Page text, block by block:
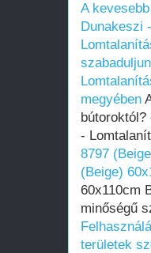
A
Dunakeszi
megyében
-
8797
(Beige)
60x110cm
minőségű
területek